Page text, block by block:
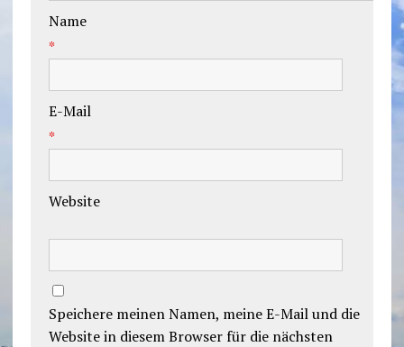
Name
*
E-Mail
*
Website
Speichere meinen Namen, meine E-Mail und die
Website in diesem Browser für die nächsten